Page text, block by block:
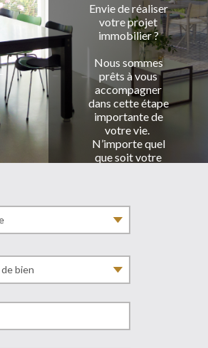
Envie de réaliser
votre projet
immobilier ?
Nous sommes
prêts à vous
accompagner
dans cette étape
importante de
votre vie.
N’importe quel
que soit votre
votre disposition.
N’hésitez pas à
profitez d’une
bien.